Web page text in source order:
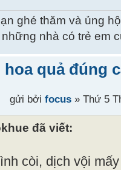
ghé thăm và ủng hộ
nhà có trẻ em
hoa quả đúng
gửi bởi focus » Thứ 5
đã viết:
còi, dịch vội